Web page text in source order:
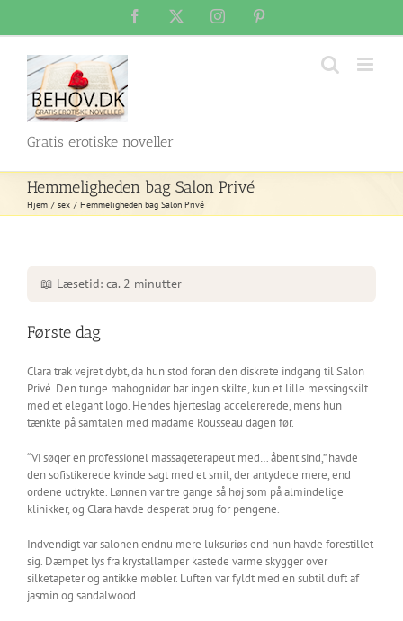
content
Facebook Instagram
Gratis erotiske noveller
Hemmeligheden bag Salon Privé
Hjem sex Hemmeligheden bag Salon Privé
📖 Læsetid: ca. 2 minutter
Første dag
Clara trak vejret dybt, da hun stod foran den diskrete indgang til Salon
Privé. Den tunge mahognidør bar ingen skilte, kun et lille messingskilt
med et elegant logo. Hendes hjerteslag accelererede, mens hun
tænkte på samtalen med madame Rousseau dagen før.
“Vi søger en professionel massageterapeut med… åbent sind,” havde
den sofistikerede kvinde sagt med et smil, der antydede mere, end
ordene udtrykte. Lønnen var tre gange så høj som på almindelige
klinikker, og Clara havde desperat brug for pengene.
Indvendigt var salonen endnu mere luksuriøs end hun havde forestillet
sig. Dæmpet lys fra krystallamper kastede varme skygger over
silketapeter og antikke møbler. Luften var fyldt med en subtil duft af
jasmin og sandalwood.